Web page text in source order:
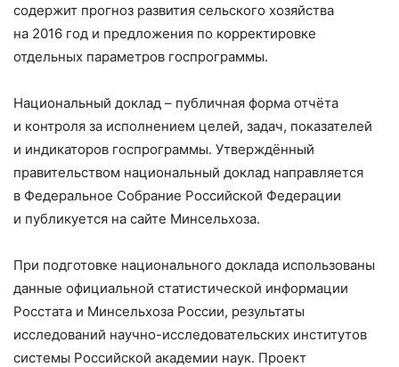
содержит прогноз развития сельского хозяйства
на 2016 год и предложения по корректировке
отдельных параметров госпрограммы.
Национальный доклад – публичная форма отчёта
и контроля за исполнением целей, задач, показателей
и индикаторов госпрограммы. Утверждённый
правительством национальный доклад направляется
в Федеральное Собрание Российской Федерации
и публикуется на сайте Минсельхоза.
При подготовке национального доклада использованы
данные официальной статистической информации
Росстата и Минсельхоза России, результаты
исследований научно-исследовательских институтов
системы Российской академии наук. Проект